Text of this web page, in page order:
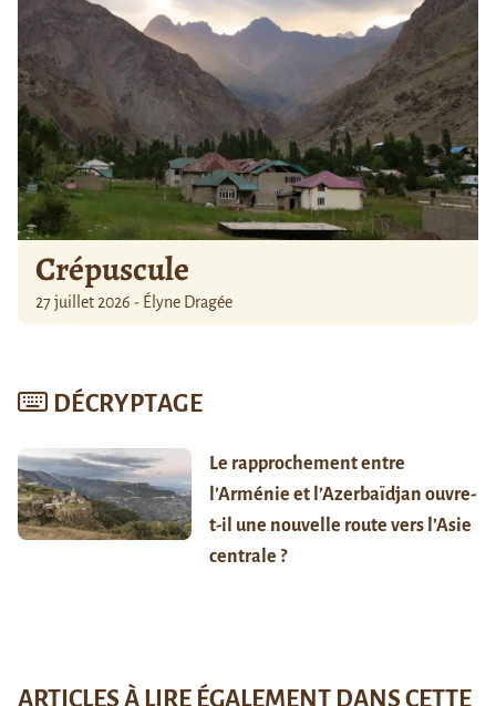
Crépuscule
27 juillet 2026 - Élyne Dragée
DÉCRYPTAGE
Le rapprochement entre
l’Arménie et l’Azerbaïdjan ouvre-
t-il une nouvelle route vers l’Asie
centrale ?
ARTICLES À LIRE ÉGALEMENT DANS CETTE